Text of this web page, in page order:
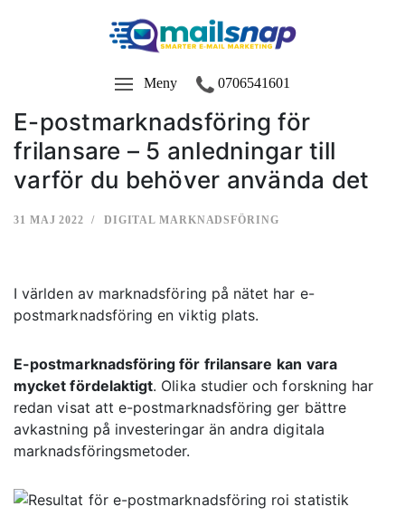
Meny 0706541601
E-postmarknadsföring för
frilansare – 5 anledningar till
varför du behöver använda det
31 MAJ 2022 DIGITAL MARKNADSFÖRING
I världen av marknadsföring på nätet har e-
postmarknadsföring en viktig plats.
E-postmarknadsföring för frilansare kan vara
mycket fördelaktigt. Olika studier och forskning har
redan visat att e-postmarknadsföring ger bättre
avkastning på investeringar än andra digitala
marknadsföringsmetoder.